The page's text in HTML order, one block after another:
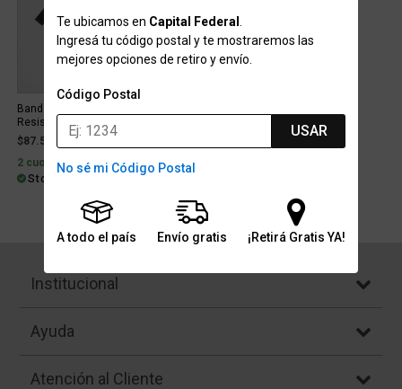
Te ubicamos en Capital Federal
Ingresá tu código postal y te mostraremos las
mejores opciones de retiro y envío.
Código Postal
USAR
No sé mi Código Postal
A todo el país Envío gratis ¡Retirá Gratis YA!
Banda Elástica Entrenamiento Nike
Resistance
$87.599
2 cuotas sin interés de $43.800
Stock para envío
Institucional
Ayuda
Atención al Cliente